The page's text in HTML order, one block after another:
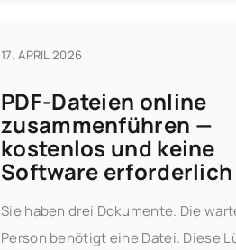
17. APRIL 2026
PDF-Dateien online
zusammenführen —
kostenlos und keine
Software erforderlich
Sie haben drei Dokumente. Die
Person benötigt eine Datei. Diese